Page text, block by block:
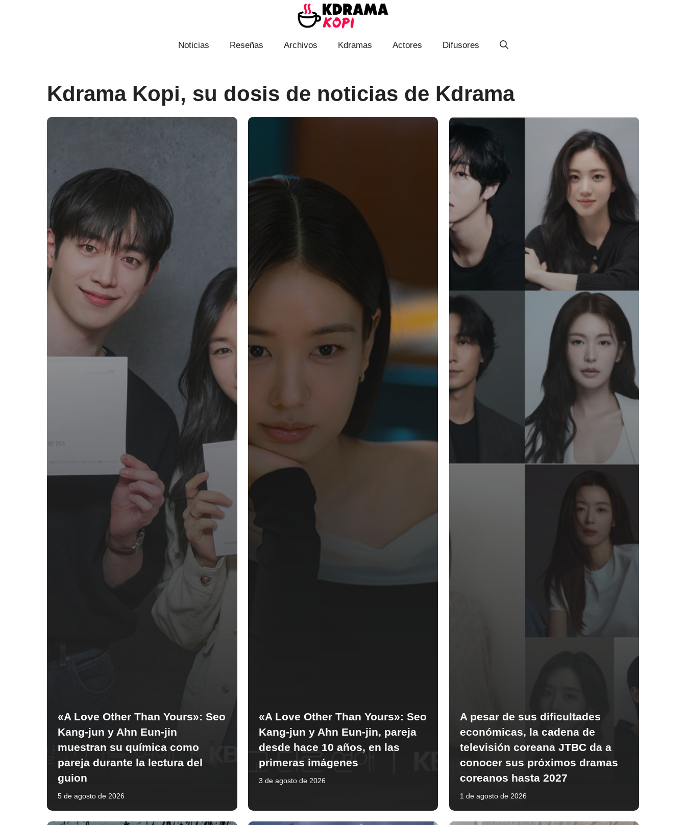
Noticias
Reseñas Archivos Kdramas Actores Difusores
Kdrama Kopi, su dosis de noticias de Kdrama
«A Love Other Than Yours»: Seo
Kang-jun y Ahn Eun-jin
muestran su química como
pareja durante la lectura del
guion
5 de agosto de 2026
«A Love Other Than Yours»: Seo
Kang-jun y Ahn Eun-jin, pareja
desde hace 10 años, en las
primeras imágenes
3 de agosto de 2026
A pesar de sus dificultades
económicas, la cadena de
televisión coreana JTBC da a
conocer sus próximos dramas
coreanos hasta 2027
1 de agosto de 2026